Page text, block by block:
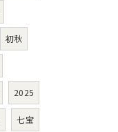
初秋
2025
七宝